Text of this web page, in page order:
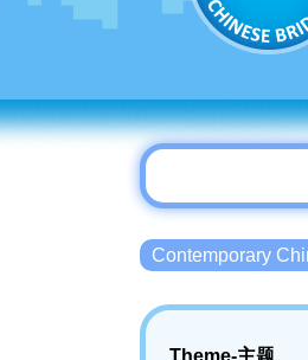
Contemporary
Theme-主题